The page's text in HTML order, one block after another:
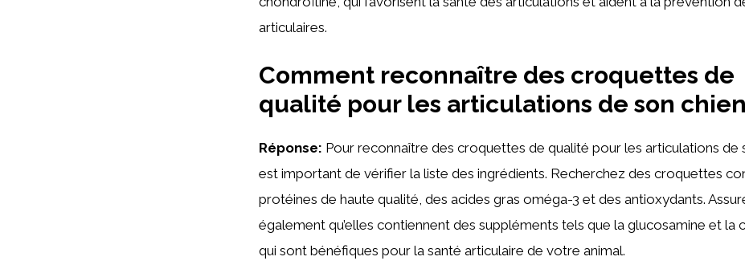
articulaires.
Comment reconnaître des croquettes de
qualité pour les articulations de son
Réponse: Pour reconnaître des croquettes de qualité pour les articulations de
est important de vérifier la liste des ingrédients. Recherchez des croquettes
protéines de haute qualité, des acides gras oméga-3 et des antioxydants.
également qu’elles contiennent des suppléments tels que la glucosamine et la
qui sont bénéfiques pour la santé articulaire de votre animal.